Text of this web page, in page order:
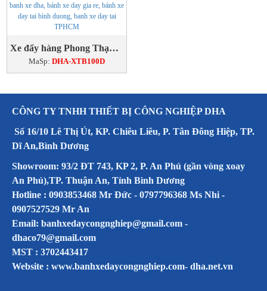
Xe đẩy hàng Phong Thạnh 150 kg
MaSp: DHA-XTB100D
CÔNG TY TNHH THIẾT BỊ CÔNG NGHIỆP DHA
Số 16/10 Lê Thị Út, KP. Chiêu Liêu, P. Tân Đông Hiệp, TP.
Dĩ An,Bình Dương
Showroom: 93/2 ĐT 743, KP 2, P. An Phú (gần vòng xoay
An Phú),TP. Thuận An, Tỉnh Bình Dương
Hotline : 0903853468 Mr Đức - 0797796368 Ms Nhi -
0907527529 Mr An
Email: banhxedaycongnghiep@gmail.com -
dhaco79@gmail.com
MST : 3702443417
Website : www.banhxedaycongnghiep.com- dha.net.vn